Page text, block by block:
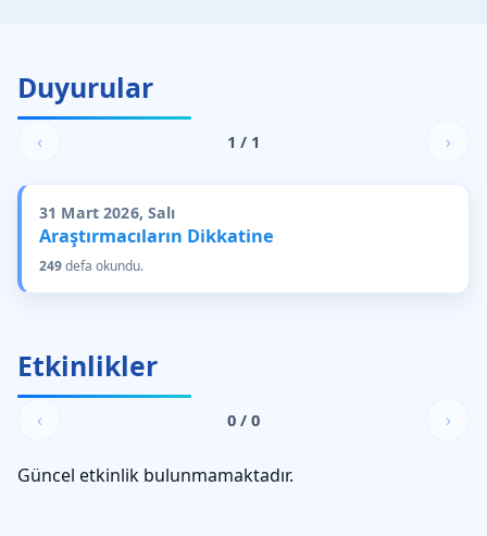
Duyurular
‹ 1 / 1 ›
31 Mart 2026, Salı
Araştırmacıların Dikkatine
249defa okundu.
Etkinlikler
‹ 0 / 0 ›
Güncel etkinlik bulunmamaktadır.